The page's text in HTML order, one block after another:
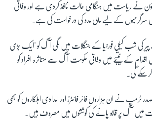
براؤن نے ریاست میں ہنگامی حالت نافذ کردی ہے اور وفاقی
کے لیے مالی مدد کی درخواست کی ہے۔
پیر کی شب کیلی فورنیا کے جنگلات میں لگی آگ کو "ایک بڑی
اقدام کے نتیجے میں وفاقی حکومت آگ سے متاثرہ افراد کو
گی۔
ٹرمپ نے ان ہزاروں فائر فائٹرز اور امدادی اہلکاروں کو بھی
میں آگ پر قابو پانے کی کوششوں میں مصروف ہیں۔